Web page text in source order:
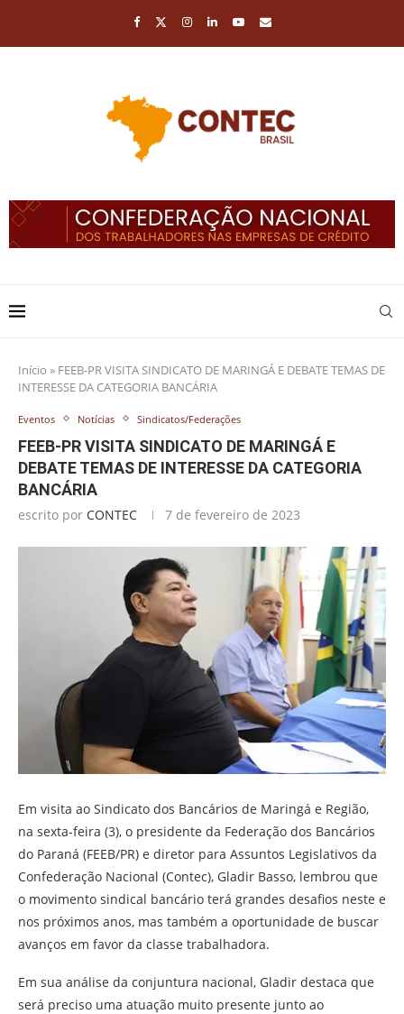
Início » FEEB-PR VISITA SINDICATO DE MARINGÁ E DEBATE TEMAS DE
INTERESSE DA CATEGORIA BANCÁRIA
Eventos Notícias Sindicatos/Federações
FEEB-PR VISITA SINDICATO DE MARINGÁ E
DEBATE TEMAS DE INTERESSE DA CATEGORIA
BANCÁRIA
escrito por CONTEC 7 de fevereiro de 2023
Em visita ao Sindicato dos Bancários de Maringá e Região,
na sexta-feira (3), o presidente da Federação dos Bancários
do Paraná (FEEB/PR) e diretor para Assuntos Legislativos da
Confederação Nacional (Contec), Gladir Basso, lembrou que
o movimento sindical bancário terá grandes desafios neste e
nos próximos anos, mas também a oportunidade de buscar
avanços em favor da classe trabalhadora.
Em sua análise da conjuntura nacional, Gladir destaca que
será preciso uma atuação muito presente junto ao